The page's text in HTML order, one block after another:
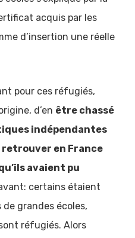
acquis par les
d’insertion une réelle
pour ces réfugiés,
d’en être chassé
indépendantes
retrouver en France
avaient pu
certains étaient
grandes écoles,
réfugiés. Alors